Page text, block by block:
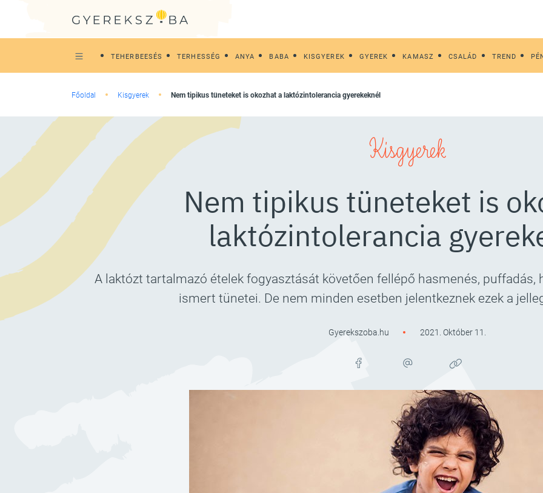
TEHERBEESÉS TERHESSÉG ANYA BABA KISGYEREK GYEREK KAMASZ CSALÁD TREND
Főoldal Kisgyerek Nem tipikus tüneteket is okozhat a laktózintolerancia gyerekeknél
Kisgyerek
Nem tipikus tüneteket is
laktózintolerancia
A laktózt tartalmazó ételek fogyasztását követően fellépő hasmenés, puffadás,
ismert tünetei. De nem minden esetben jelentkeznek ezek a
Gyerekszoba.hu 2021. Október 11.